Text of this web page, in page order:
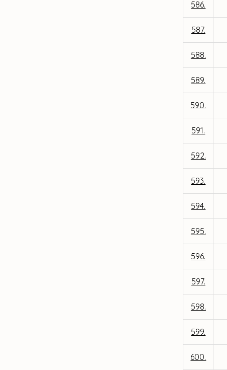
586.
587.
588.
589.
590.
591.
592.
593.
594.
595.
596.
597.
598.
599.
600.